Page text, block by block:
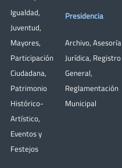
Igualdad,
Juventud,
Mayores,
Participación
Ciudadana,
Patrimonio
Histórico-
Artístico,
Eventos y
Festejos
Presidencia
Archivo, Asesoría
Jurídica, Registro
General,
Reglamentación
Municipal